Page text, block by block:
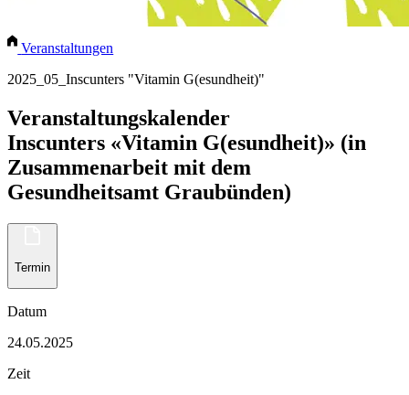
Veranstaltungen
2025_05_Inscunters "Vitamin G(esundheit)"
Veranstaltungskalender
Inscunters «Vitamin G(esundheit)» (in
Zusammenarbeit mit dem
Gesundheitsamt Graubünden)
Termin
Datum
24.05.2025
Zeit